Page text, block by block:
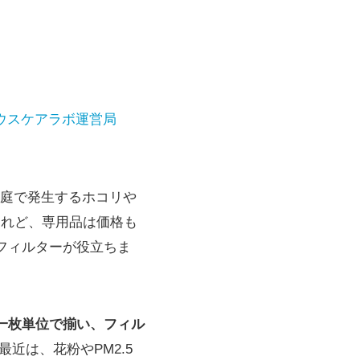
スケアラボ運営局
で発生するホコリや
ど、専用品は価格も
ルターが役立ちま
枚単位で揃い、フィル
近は、花粉やPM2.5